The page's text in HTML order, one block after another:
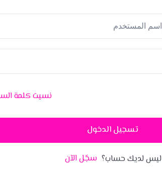
نسيت كلمة
تسجيل الدخول
ليس لديك حساب؟ سجّل الآن